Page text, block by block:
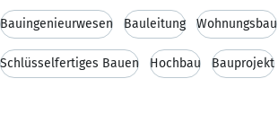
Bauingenieurwesen Bauleitung Wohnungsbau
Schlüsselfertiges Bauen Hochbau Bauprojekt